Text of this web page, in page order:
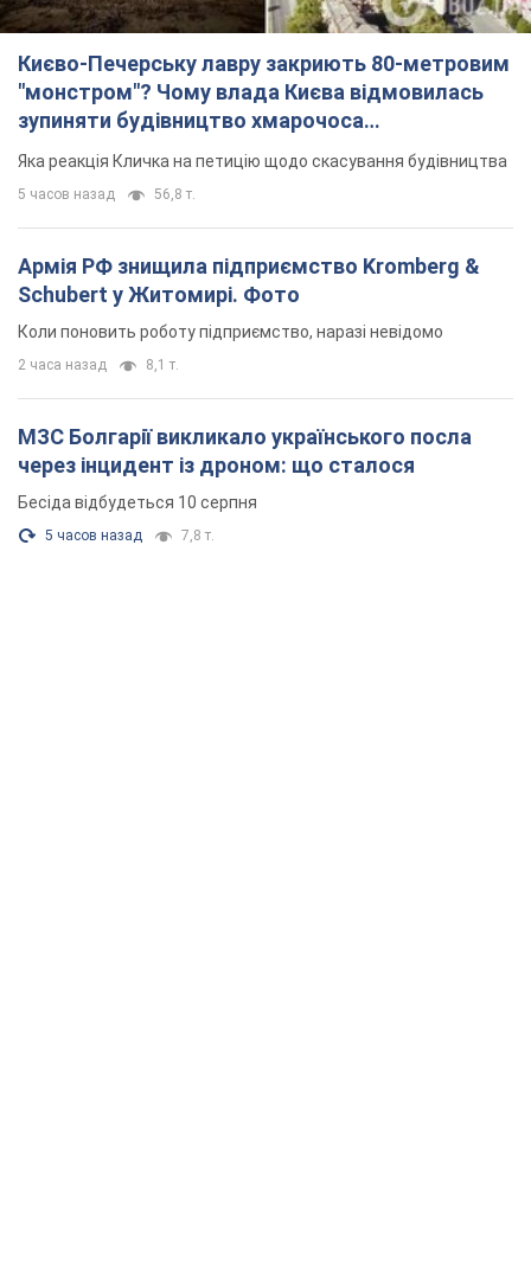
Києво-Печерську лавру закриють 80-метровим
"монстром"? Чому влада Києва відмовилась
зупиняти будівництво хмарочоса
"московського вірянина"
Яка реакція Кличка на петицію щодо скасування будівництва
5 часов назад 56,8 т.
Армія РФ знищила підприємство Kromberg &
Schubert у Житомирі. Фото
Коли поновить роботу підприємство, наразі невідомо
2 часа назад 8,1 т.
МЗС Болгарії викликало українського посла
через інцидент із дроном: що сталося
Бесіда відбудеться 10 серпня
5 часов назад 7,8 т.